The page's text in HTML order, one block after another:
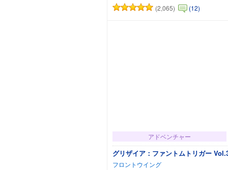
(2,065) (12)
カートに追加
アドベンチャー
グリザイア：ファントムトリガー
フロントウイング